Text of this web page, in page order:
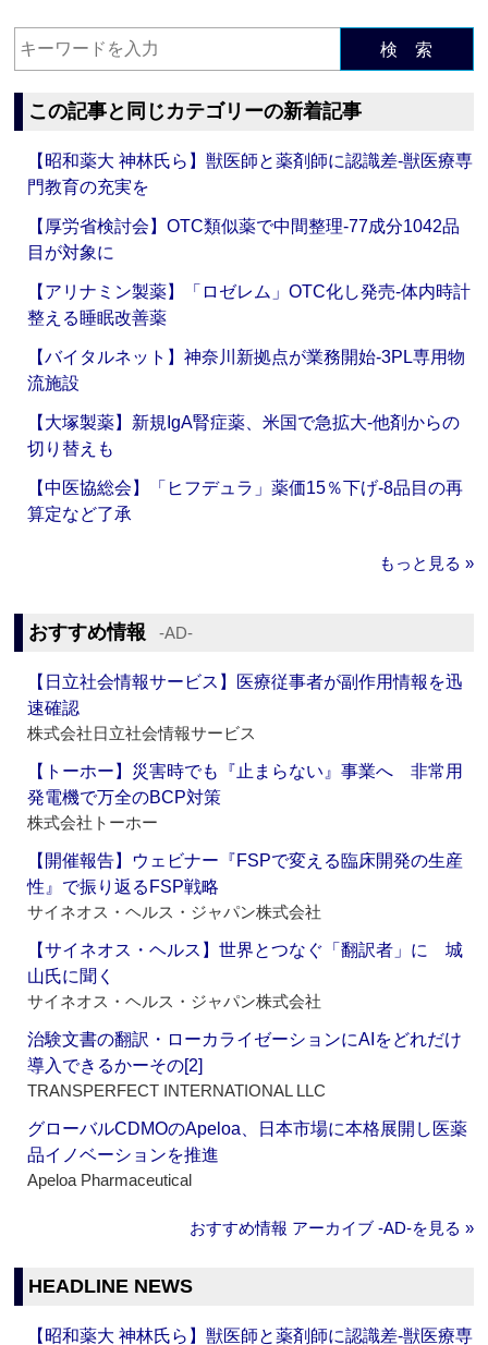
検 索
この記事と同じカテゴリーの新着記事
【昭和薬大 神林氏ら】獣医師と薬剤師に認識差‐獣医療専
門教育の充実を
【厚労省検討会】OTC類似薬で中間整理‐77成分1042品
目が対象に
【アリナミン製薬】「ロゼレム」OTC化し発売‐体内時計
整える睡眠改善薬
【バイタルネット】神奈川新拠点が業務開始‐3PL専用物
流施設
【大塚製薬】新規IgA腎症薬、米国で急拡大‐他剤からの
切り替えも
【中医協総会】「ヒフデュラ」薬価15％下げ‐8品目の再
算定など了承
もっと見る »
おすすめ情報 ‐AD‐
【日立社会情報サービス】医療従事者が副作用情報を迅
速確認
株式会社日立社会情報サービス
【トーホー】災害時でも『止まらない』事業へ 非常用
発電機で万全のBCP対策
株式会社トーホー
【開催報告】ウェビナー『FSPで変える臨床開発の生産
性』で振り返るFSP戦略
サイネオス・ヘルス・ジャパン株式会社
【サイネオス・ヘルス】世界とつなぐ「翻訳者」に 城
山氏に聞く
サイネオス・ヘルス・ジャパン株式会社
治験文書の翻訳・ローカライゼーションにAIをどれだけ
導入できるかーその[2]
TRANSPERFECT INTERNATIONAL LLC
グローバルCDMOのApeloa、日本市場に本格展開し医薬
品イノベーションを推進
Apeloa Pharmaceutical
おすすめ情報 アーカイブ ‐AD‐を見る »
HEADLINE NEWS
【昭和薬大 神林氏ら】獣医師と薬剤師に認識差‐獣医療専